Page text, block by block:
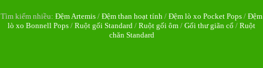
Tìm kiếm nhiều: Đệm Artemis / Đệm than hoạt tính / Đệm lò xo Pocket Pops / Đệm
lò xo Bonnell Pops / Ruột gối Standard / Ruột gối ôm / Gối thư giãn cổ / Ruột
chăn Standard